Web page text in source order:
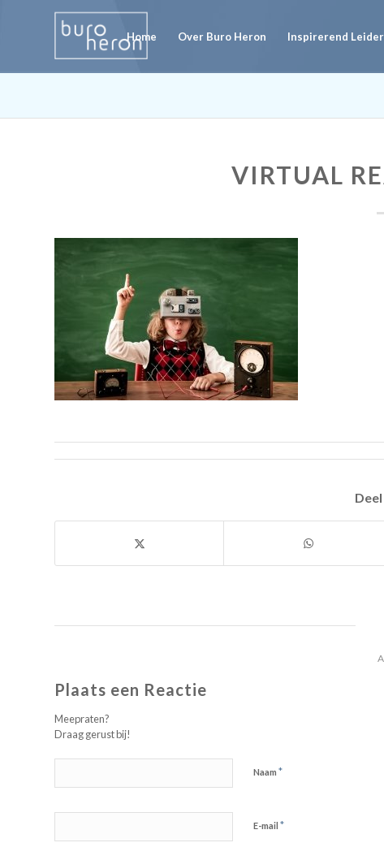
Home Over Buro Heron Inspirerend
VIRTUAL
Plaats een Reactie
Meepraten?
Draag gerust bij!
Naam *
E-mail *